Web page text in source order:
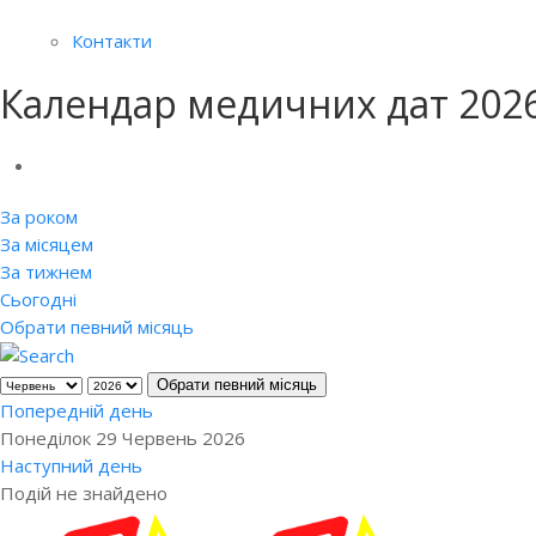
Контакти
Календар медичних дат
За роком
За місяцем
За тижнем
Сьогодні
Обрати певний місяць
Обрати певний місяць
Попередній день
Понеділок 29 Червень 2026
Наступний день
Подій не знайдено